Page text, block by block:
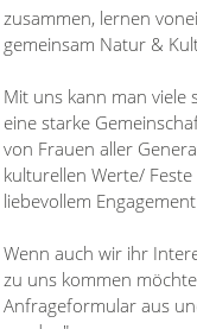
zusammen, lernen
gemeinsam Natur &
Mit uns kann man viele
eine starke
von Frauen aller
kulturellen Werte/
liebevollem
Wenn auch wir ihr
zu uns kommen
Anfrageformular aus